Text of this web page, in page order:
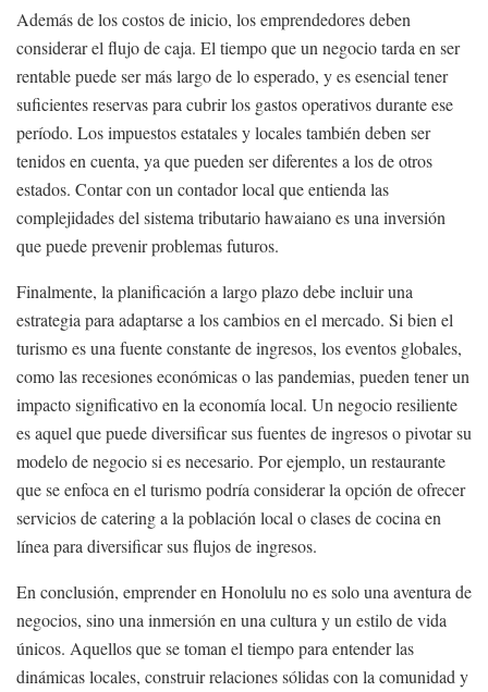
Además de los costos de inicio, los emprendedores deben
considerar el flujo de caja. El tiempo que un negocio tarda en ser
rentable puede ser más largo de lo esperado, y es esencial tener
suficientes reservas para cubrir los gastos operativos durante ese
período. Los impuestos estatales y locales también deben ser
tenidos en cuenta, ya que pueden ser diferentes a los de otros
estados. Contar con un contador local que entienda las
complejidades del sistema tributario hawaiano es una inversión
que puede prevenir problemas futuros.
Finalmente, la planificación a largo plazo debe incluir una
estrategia para adaptarse a los cambios en el mercado. Si bien el
turismo es una fuente constante de ingresos, los eventos globales,
como las recesiones económicas o las pandemias, pueden tener un
impacto significativo en la economía local. Un negocio resiliente
es aquel que puede diversificar sus fuentes de ingresos o pivotar su
modelo de negocio si es necesario. Por ejemplo, un restaurante
que se enfoca en el turismo podría considerar la opción de ofrecer
servicios de catering a la población local o clases de cocina en
línea para diversificar sus flujos de ingresos.
En conclusión, emprender en Honolulu no es solo una aventura de
negocios, sino una inmersión en una cultura y un estilo de vida
únicos. Aquellos que se toman el tiempo para entender las
dinámicas locales, construir relaciones sólidas con la comunidad y